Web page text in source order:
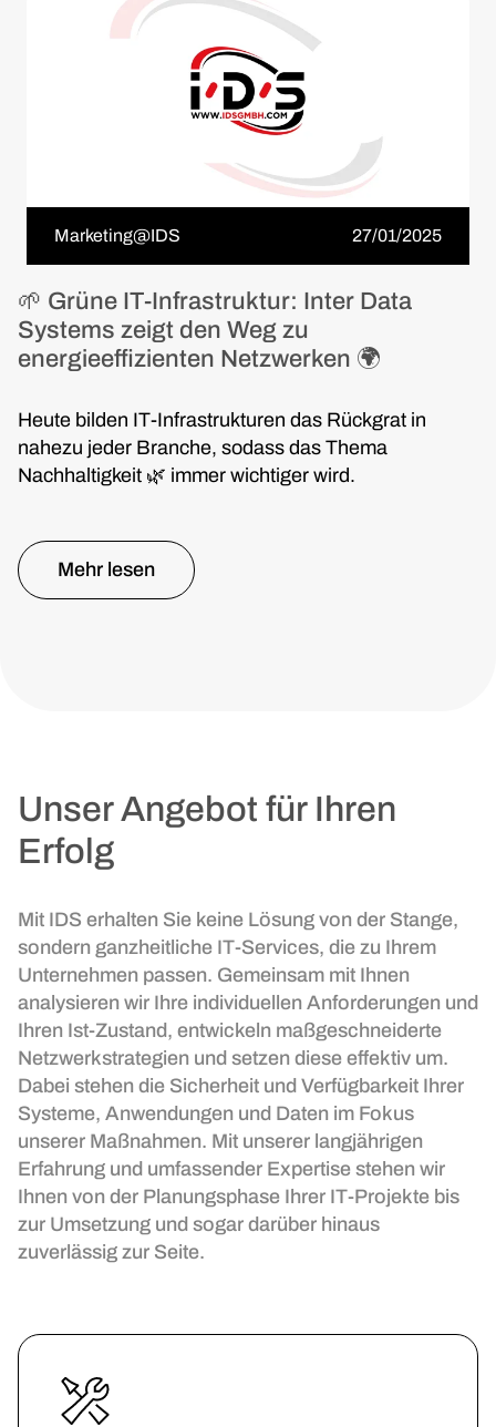
Marketing@IDS 27/01/2025
🌱 Grüne IT-Infrastruktur: Inter Data
Systems zeigt den Weg zu
energieeffizienten Netzwerken 🌍
Heute bilden IT-Infrastrukturen das Rückgrat in
nahezu jeder Branche, sodass das Thema
Nachhaltigkeit 🌿 immer wichtiger wird.
Mehr lesen
Unser Angebot für Ihren
Erfolg
Mit IDS erhalten Sie keine Lösung von der Stange,
sondern ganzheitliche IT-Services, die zu Ihrem
Unternehmen passen. Gemeinsam mit Ihnen
analysieren wir Ihre individuellen Anforderungen und
Ihren Ist-Zustand, entwickeln maßgeschneiderte
Netzwerkstrategien und setzen diese effektiv um.
Dabei stehen die Sicherheit und Verfügbarkeit Ihrer
Systeme, Anwendungen und Daten im Fokus
unserer Maßnahmen. Mit unserer langjährigen
Erfahrung und umfassender Expertise stehen wir
Ihnen von der Planungsphase Ihrer IT-Projekte bis
zur Umsetzung und sogar darüber hinaus
zuverlässig zur Seite.